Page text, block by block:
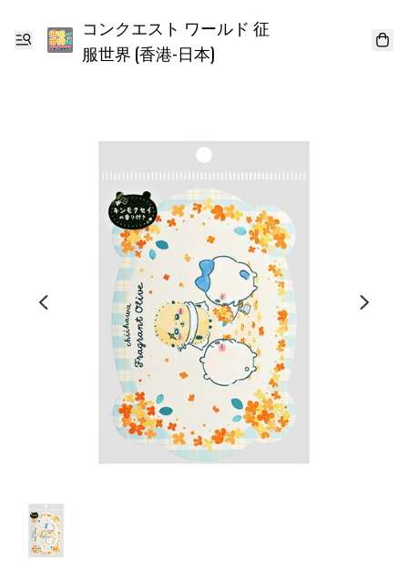
コンクエスト ワールド 征
服世界 (香港-日本)